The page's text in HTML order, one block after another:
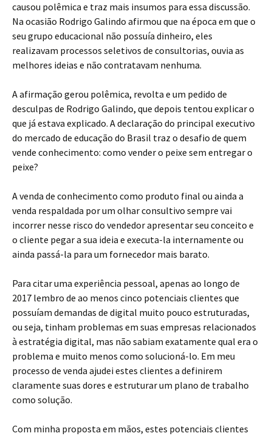
causou polêmica e traz mais insumos para essa discussão.
Na ocasião Rodrigo Galindo afirmou que na época em que o
seu grupo educacional não possuía dinheiro, eles
realizavam processos seletivos de consultorias, ouvia as
melhores ideias e não contratavam nenhuma.
A afirmação gerou polêmica, revolta e um pedido de
desculpas de Rodrigo Galindo, que depois tentou explicar o
que já estava explicado. A declaração do principal executivo
do mercado de educação do Brasil traz o desafio de quem
vende conhecimento: como vender o peixe sem entregar o
peixe?
A venda de conhecimento como produto final ou ainda a
venda respaldada por um olhar consultivo sempre vai
incorrer nesse risco do vendedor apresentar seu conceito e
o cliente pegar a sua ideia e executa-la internamente ou
ainda passá-la para um fornecedor mais barato.
Para citar uma experiência pessoal, apenas ao longo de
2017 lembro de ao menos cinco potenciais clientes que
possuíam demandas de digital muito pouco estruturadas,
ou seja, tinham problemas em suas empresas relacionados
à estratégia digital, mas não sabiam exatamente qual era o
problema e muito menos como solucioná-lo. Em meu
processo de venda ajudei estes clientes a definirem
claramente suas dores e estruturar um plano de trabalho
como solução.
Com minha proposta em mãos, estes potenciais clientes